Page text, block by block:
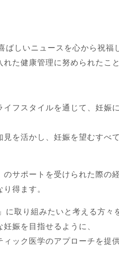
しいニュースを心から祝福
た健康管理に努められたこ
イフスタイルを通じて、妊娠
を活かし、妊娠を望むすべ
サポートを受けられた際の経
得ます。
取り組みたいと考える方々
娠を目指せるように、
ック医学のアプローチを提